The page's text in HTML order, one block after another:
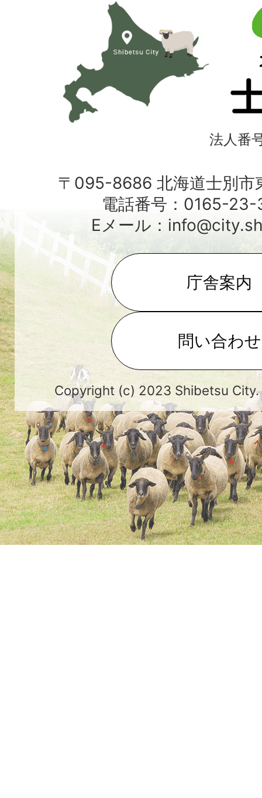
別
市
法人番
〒095-8686 北海道士別市
電話番号：0165-23-
Eメール：
庁舎案内
問い合わせ
Copyright (c) 2023 Shibetsu City.